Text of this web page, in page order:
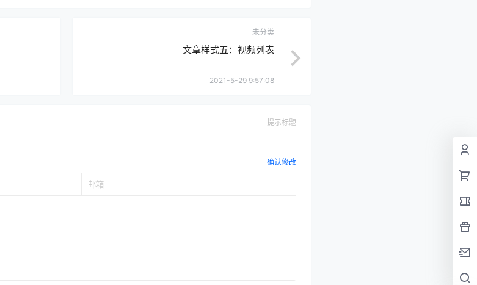
未分类
文章样式五：视频列表
2021-5-29 9:57:08
提示标题
确认修改